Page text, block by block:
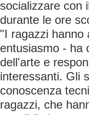
socializzare con
durante le ore
"I ragazzi hanno
entusiasmo - ha
dell'arte e
interessanti. Gli
conoscenza
ragazzi, che